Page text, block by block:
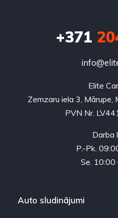
+371
Elite
Zemzaru iela 3, Mārupe,
PVN Nr.
Darba
P.-Pk.
Se. 10:00
Auto sludinājumi